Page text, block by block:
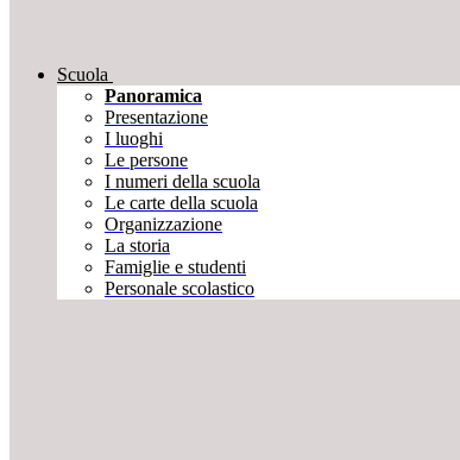
Scuola
Panoramica
Presentazione
I luoghi
Le persone
I numeri della scuola
Le carte della scuola
Organizzazione
La storia
Famiglie e studenti
Personale scolastico